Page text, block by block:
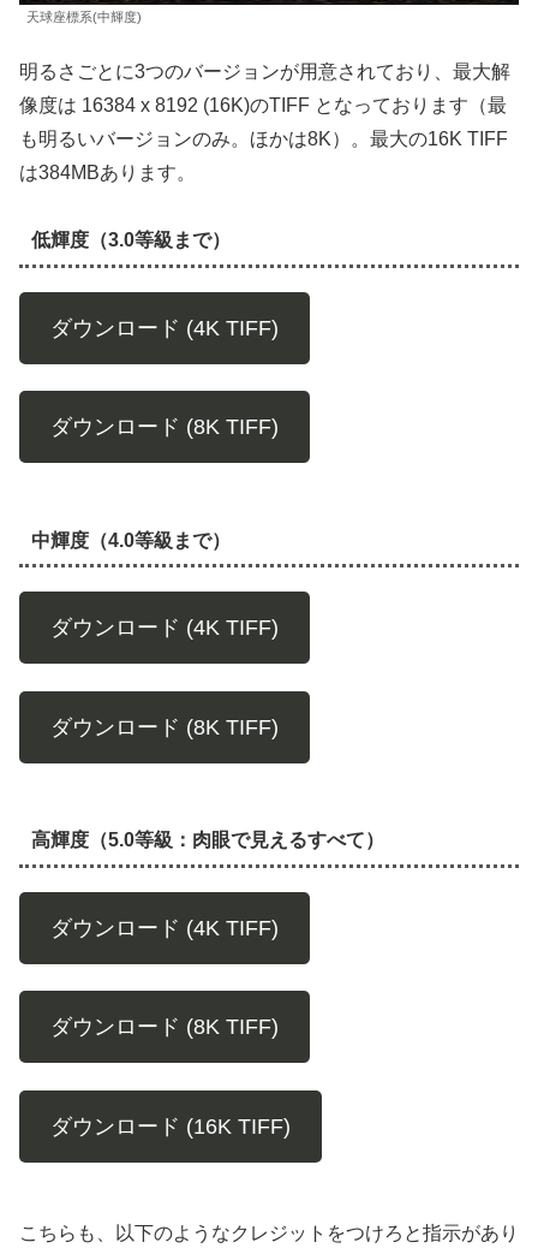
天球座標系(中輝度)
明るさごとに3つのバージョンが用意されており、最大解
像度は 16384 x 8192 (16K)のTIFF となっております（最
も明るいバージョンのみ。ほかは8K）。最大の16K TIFF
は384MBあります。
低輝度（3.0等級まで）
ダウンロード (4K TIFF)
ダウンロード (8K TIFF)
中輝度（4.0等級まで）
ダウンロード (4K TIFF)
ダウンロード (8K TIFF)
高輝度（5.0等級：肉眼で見えるすべて）
ダウンロード (4K TIFF)
ダウンロード (8K TIFF)
ダウンロード (16K TIFF)
こちらも、以下のようなクレジットをつけろと指示があり